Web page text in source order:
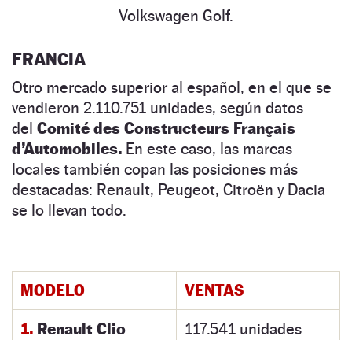
Volkswagen Golf.
FRANCIA
Otro mercado superior al español, en el que se
vendieron 2.110.751 unidades, según datos
del Comité des Constructeurs Français
d’Automobiles. En este caso, las marcas
locales también copan las posiciones más
destacadas: Renault, Peugeot, Citroën y Dacia
se lo llevan todo.
MODELO VENTAS
1. Renault Clio 117.541 unidades